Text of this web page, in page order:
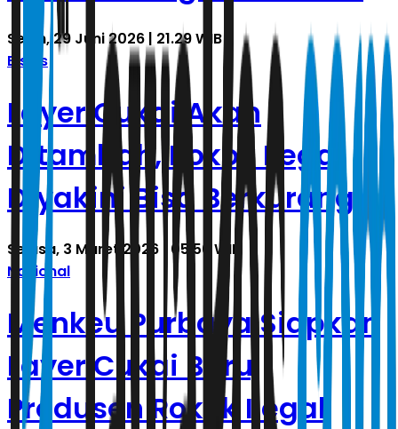
Senin, 29 Juni 2026 | 21.29 WIB
Bisnis
Layer Cukai Akan
Ditambah, Rokok Ilegal
Diyakini Bisa Berkurang
Selasa, 3 Maret 2026 | 05.56 WIB
Nasional
Menkeu Purbaya Siapkan
Layer Cukai Baru,
Produsen Rokok Ilegal